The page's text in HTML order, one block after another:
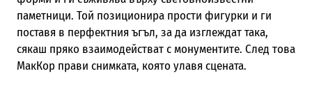
паметници. Той позиционира прости фигурки и ги
поставя в перфектния ъгъл, за да изглеждат така,
сякаш пряко взаимодействат с монументите. След това
МакКор прави снимката, която улавя сцената.